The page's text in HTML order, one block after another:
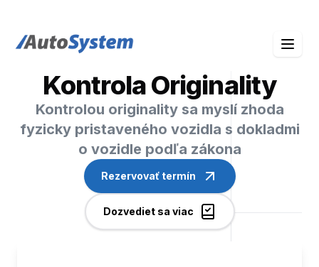
auto-system logo
Kontrola Originality
Kontrolou originality sa myslí zhoda
fyzicky pristaveného vozidla s dokladmi
o vozidle podľa zákona
Rezervovať termín
Dozvediet sa viac